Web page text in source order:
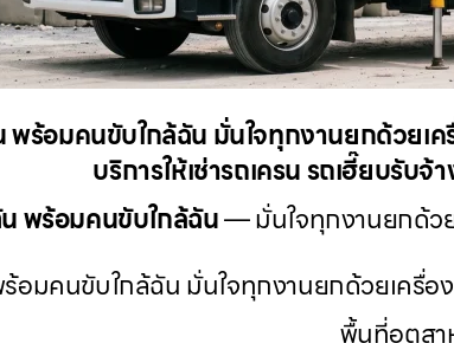
พร้อมคนขับใกล้ฉัน มั่นใจทุกงานยกด้วยเ
บริการให้เช่ารถเครน รถเฮี๊ยบรับ
พร้อมคนขับใกล้ฉัน— มั่นใจทุกงานยกด้วย
อมคนขับใกล้ฉัน มั่นใจทุกงานยกด้วยเครื่อ
พื้นที่อุตส